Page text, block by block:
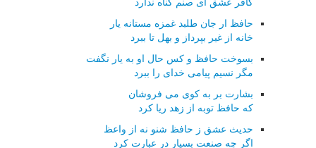
حافظ ار جان طلبد غمزه مستانه یار
خانه از غیر بپرداز و بهل تا ببرد
بسوخت حافظ و کس حال او به یار نگفت
مگر نسیم پیامی خدای را ببرد
بشارت بر به کوی می فروشان
که حافظ توبه از زهد ریا کرد
حدیث عشق ز حافظ شنو نه از واعظ
اگر چه صنعت بسیار در عبارت کرد